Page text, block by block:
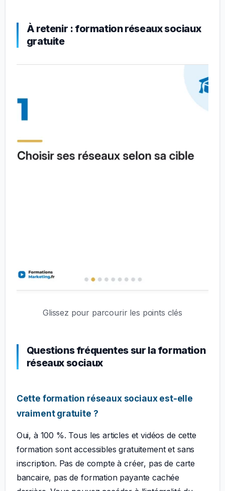
À retenir : formation réseaux sociaux
gratuite
Glissez pour parcourir les points clés
Questions fréquentes sur la formation
réseaux sociaux
Cette formation réseaux sociaux est-elle
vraiment gratuite ?
Oui, à 100 %. Tous les articles et vidéos de cette
formation sont accessibles gratuitement et sans
inscription. Pas de compte à créer, pas de carte
bancaire, pas de formation payante cachée